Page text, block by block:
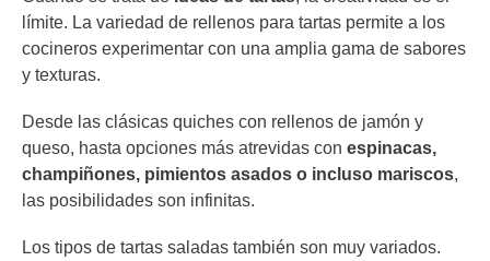
límite. La variedad de rellenos para tartas permite a los
cocineros experimentar con una amplia gama de sabores
y texturas.
Desde las clásicas quiches con rellenos de jamón y
queso, hasta opciones más atrevidas con espinacas,
champiñones, pimientos asados o incluso mariscos,
las posibilidades son infinitas.
Los tipos de tartas saladas también son muy variados.